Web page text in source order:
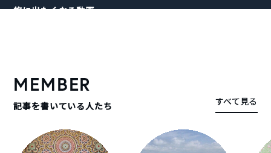
旅に出たくなる動画
MEMBER
記事を書いている人たち すべて見る